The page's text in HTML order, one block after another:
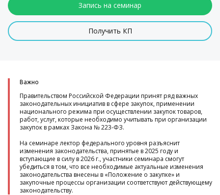
Запись на семинар
Получить КП
Важно
Правительством Российской Федерации принят ряд важных
законодательных инициатив в сфере закупок, применении
национального режима при осуществлении закупок товаров,
работ, услуг, которые необходимо учитывать при организации
закупок в рамках Закона № 223-ФЗ.
На семинаре лектор федерального уровня разъяснит
изменения законодательства, принятые в 2025 году и
вступающие в силу в 2026 г., участники семинара смогут
убедиться в том, что все необходимые актуальные изменения
законодательства внесены в «Положение о закупке» и
закупочные процессы организации соответствуют действующему
законодательству.